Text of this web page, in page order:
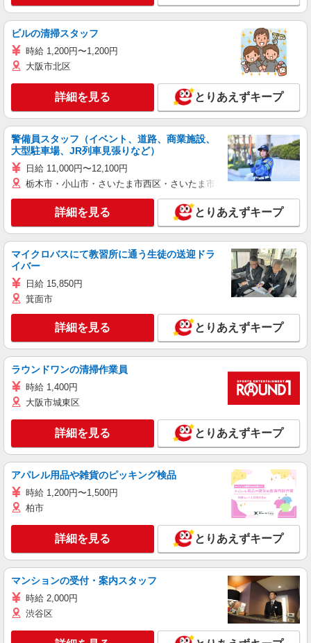
ビルの清掃スタッフ
時給 1,200円〜1,200円
大阪市北区
詳細を見る とりあえずキープ
警備員スタッフ（イベント、道路、商業施設、
大型駐車場、JR列車見張りなど）
日給 11,000円〜12,100円
栃木市・小山市・さいたま市西区・さいたま市岩槻区・久喜市・蓮田
詳細を見る とりあえずキープ
マイクロバスにて教習所に通う生徒の送迎ドラ
イバー
日給 15,850円
箕面市
詳細を見る とりあえずキープ
ラウンドワンの清掃作業員
時給 1,400円
大阪市城東区
詳細を見る とりあえずキープ
アパレル用品や雑貨のピッキング検品
時給 1,200円〜1,500円
柏市
詳細を見る とりあえずキープ
マンションの受付・案内スタッフ
時給 2,000円
渋谷区